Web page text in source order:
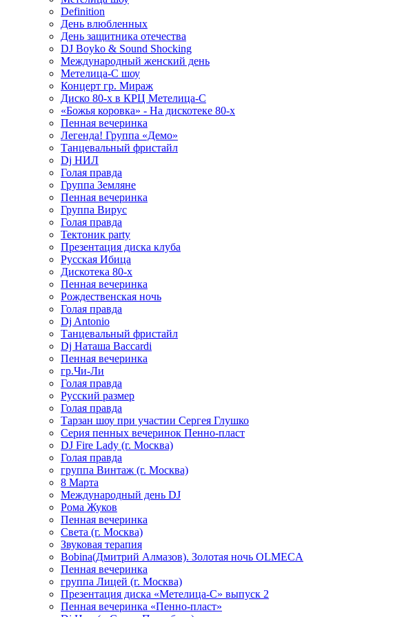
Definition
День влюбленных
День защитника отечества
DJ Boyko & Sound Shocking
Международный женский день
Метелица-С шоу
Концерт гр. Мираж
Диско 80-х в КРЦ Метелица-С
«Божья коровка» - На дискотеке 80-х
Пенная вечеринка
Легенда! Группа «Демо»
Танцевальный фристайл
Dj НИЛ
Голая правда
Группа Земляне
Пенная вечеринка
Группа Вирус
Голая правда
Тектоник party
Презентация диска клуба
Русская Ибица
Дискотека 80-х
Пенная вечеринка
Рождественская ночь
Голая правда
Dj Antonio
Танцевальный фристайл
Dj Наташа Baccardi
Пенная вечеринка
гр.Чи-Ли
Голая правда
Русский размер
Голая правда
Тарзан шоу при участии Сергея Глушко
Серия пенных вечеринок Пенно-пласт
DJ Fire Lady (г. Москва)
Голая правда
группа Винтаж (г. Москва)
8 Марта
Международный день DJ
Рома Жуков
Пенная вечеринка
Света (г. Москва)
Звуковая терапия
Bobina(Дмитрий Алмазов). Золотая ночь OLMECA
Пенная вечеринка
группа Лицей (г. Москва)
Презентация диска «Метелица-С» выпуск 2
Пенная вечеринка «Пенно-пласт»